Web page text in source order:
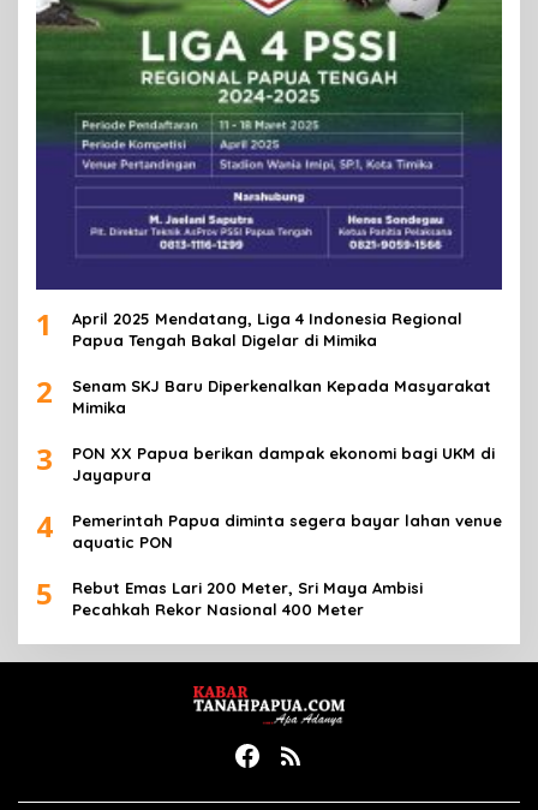
1
April 2025 Mendatang, Liga 4 Indonesia Regional
Papua Tengah Bakal Digelar di Mimika
2
Senam SKJ Baru Diperkenalkan Kepada Masyarakat
Mimika
3
PON XX Papua berikan dampak ekonomi bagi UKM di
Jayapura
4
Pemerintah Papua diminta segera bayar lahan venue
aquatic PON
5
Rebut Emas Lari 200 Meter, Sri Maya Ambisi
Pecahkah Rekor Nasional 400 Meter